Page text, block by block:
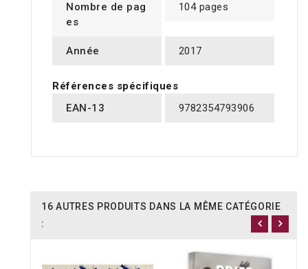
Nombre de pag
es
104 pages
Année 2017
Références spécifiques
EAN-13
9782354793906
16 AUTRES PRODUITS DANS LA MÊME CATÉGORIE
: